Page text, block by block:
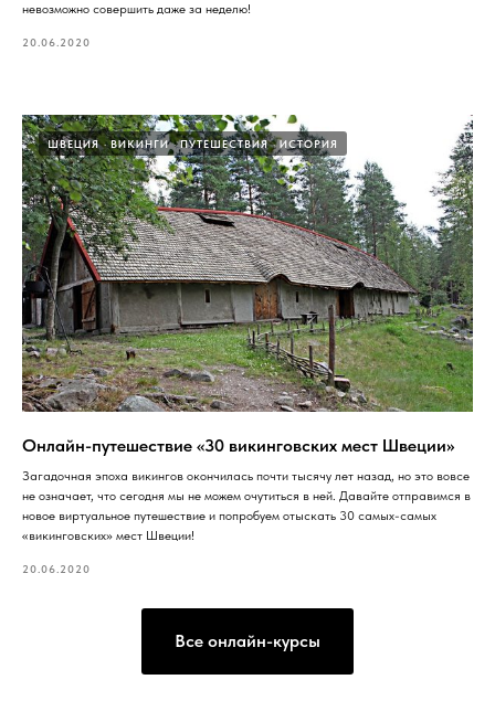
невозможно совершить даже за неделю!
20.06.2020
ШВЕЦИЯ ВИКИНГИ ПУТЕШЕСТВИЯ ИСТОРИЯ
Онлайн-путешествие «30 викинговских мест Швеции»
Загадочная эпоха викингов окончилась почти тысячу лет назад, но это вовсе
не означает, что сегодня мы не можем очутиться в ней. Давайте отправимся в
новое виртуальное путешествие и попробуем отыскать 30 самых-самых
«викинговских» мест Швеции!
20.06.2020
Все онлайн-курсы